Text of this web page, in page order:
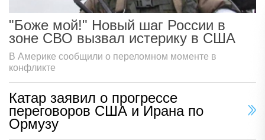
"Боже мой!" Новый шаг России в
зоне СВО вызвал истерику в США
В Америке сообщили о переломном моменте в
конфликте
Катар заявил о прогрессе
переговоров США и Ирана по
Ормузу